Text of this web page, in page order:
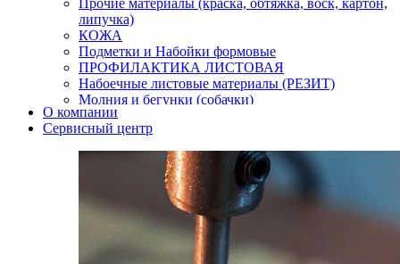
Прочие материалы (краска, обтяжка, воск, картон,
липучка)
КОЖА
Подметки и Набойки формовые
ПРОФИЛАКТИКА ЛИСТОВАЯ
Набоечные листовые материалы (РЕЗИТ)
Молния и бегунки (собачки)
Нитки,иглы-шило,крючки.
Уход и косметика для обуви
Кнопки (магнитые,кобурные)
Пряжки для ремня
О компании
Сервисный центр